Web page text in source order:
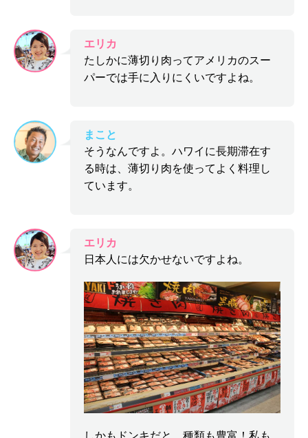
エリカ
たしかに薄切り肉ってアメリカのスー
パーでは手に入りにくいですよね。
まこと
そうなんですよ。ハワイに長期滞在す
る時は、薄切り肉を使ってよく料理し
ています。
エリカ
日本人には欠かせないですよね。